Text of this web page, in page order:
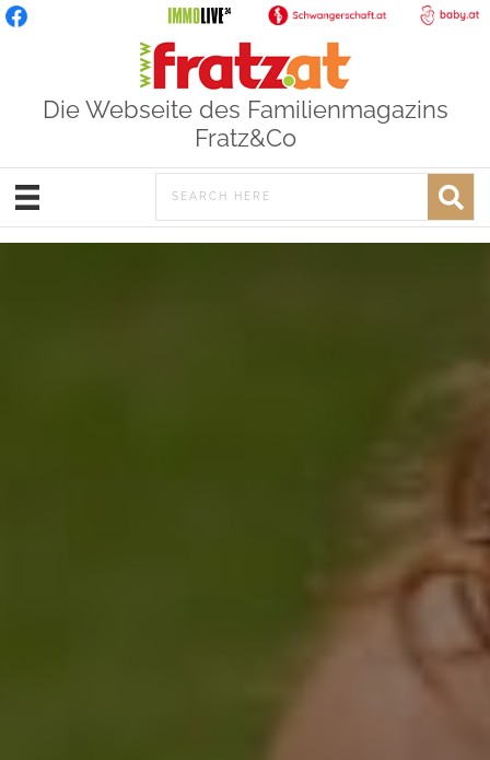
Die Webseite des Familienmagazins
Fratz&Co